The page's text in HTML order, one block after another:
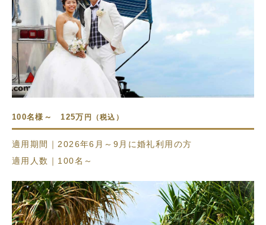
100名様～ 125万 円（税込）
適用期間｜2026年6月～9月に婚礼利用の方
適用人数｜100名～